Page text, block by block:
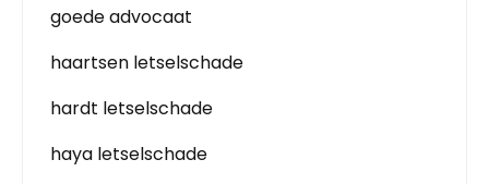
goede advocaat
haartsen letselschade
hardt letselschade
haya letselschade